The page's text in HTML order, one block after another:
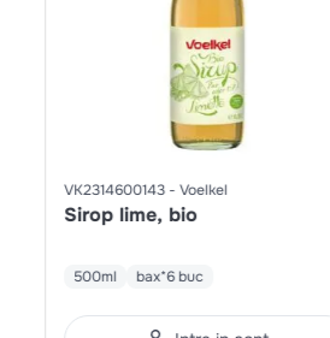
VK2314600143 Voelkel
Sirop lime, bio
500ml bax*6 buc